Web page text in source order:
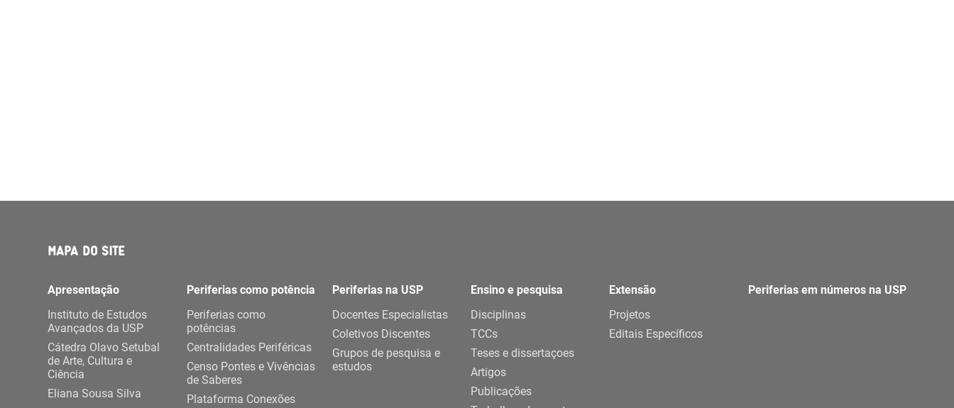
MAPA DO SITE
Apresentação
Instituto de Estudos
Avançados da USP
Cátedra Olavo Setubal
de Arte, Cultura e
Ciência
Eliana Sousa Silva
Periferias como potência
Periferias como
potências
Centralidades Periféricas
Censo Pontes e Vivências
de Saberes
Plataforma Conexões
Periferias na USP
Docentes Especialistas
Coletivos Discentes
Grupos de pesquisa e
estudos
Ensino e pesquisa
Disciplinas
TCCs
Teses e dissertaçoes
Artigos
Publicações
Extensão
Projetos
Editais Específicos
Periferias em números na USP